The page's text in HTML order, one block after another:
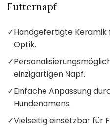
Futternapf
✓Handgefertigte
Optik.
✓
einzigartigen Napf.
✓Einfache Anpassung
Hundenamens.
✓Vielseitig einsetzbar für